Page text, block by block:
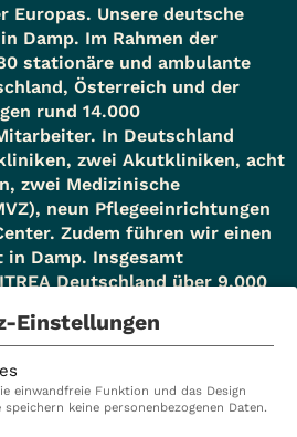
Europas. Unsere deutsche
Damp. Im Rahmen der
stationäre und ambulante
Österreich und der
rund 14.000
In Deutschland
zwei Akutkliniken, acht
zwei Medizinische
neun Pflegeeinrichtungen
Zudem führen wir einen
Damp. Insgesamt
Deutschland über 9.000
Ambulant
Einstellungen
einwandfreie Funktion und das Design
keine personenbezogenen Daten.